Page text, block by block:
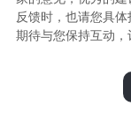
反馈时，也请您具体
期待与您保持互动，